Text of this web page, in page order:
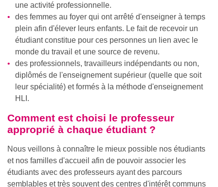
une activité professionnelle.
des femmes au foyer qui ont arrêté d'enseigner à temps
plein afin d'élever leurs enfants. Le fait de recevoir un
étudiant constitue pour ces personnes un lien avec le
monde du travail et une source de revenu.
des professionnels, travailleurs indépendants ou non,
diplômés de l'enseignement supérieur (quelle que soit
leur spécialité) et formés à la méthode d'enseignement
HLI.
Comment est choisi le professeur
approprié à chaque étudiant ?
Nous veillons à connaître le mieux possible nos étudiants
et nos familles d'accueil afin de pouvoir associer les
étudiants avec des professeurs ayant des parcours
semblables et très souvent des centres d'intérêt communs